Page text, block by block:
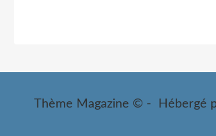
Thème Magazine © - Hébergé